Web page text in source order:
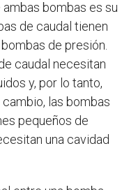
bombas es su
de caudal tienen
de presión.
caudal necesitan
y, por lo tanto,
las bombas
pequeños de
una cavidad